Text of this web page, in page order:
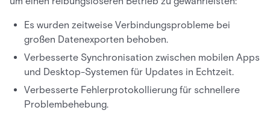
Es wurden zeitweise Verbindungsprobleme bei
großen Datenexporten behoben.
Verbesserte Synchronisation zwischen mobilen Apps
und Desktop-Systemen für Updates in Echtzeit.
Verbesserte Fehlerprotokollierung für schnellere
Problembehebung.